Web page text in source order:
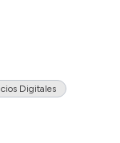
Digitales